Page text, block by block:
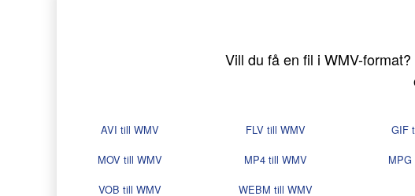
Vill du få en fil i WMV-
AVI till WMV FLV till WMV GIF
MOV till WMV
MP4 till WMV
VOB till WMV
WEBM till WMV